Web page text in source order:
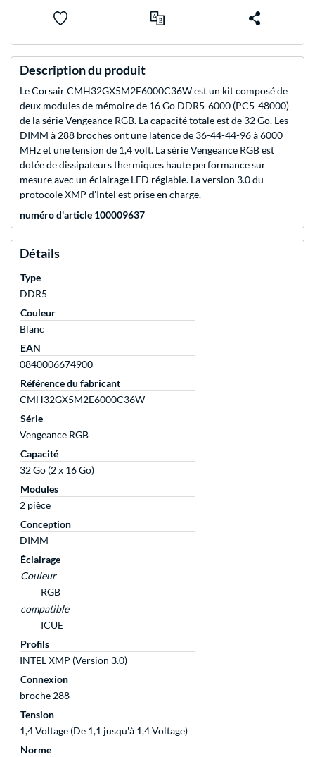
Description du produit
Le Corsair CMH32GX5M2E6000C36W est un kit composé de
deux modules de mémoire de 16 Go DDR5-6000 (PC5-48000)
de la série Vengeance RGB. La capacité totale est de 32 Go. Les
DIMM à 288 broches ont une latence de 36-44-44-96 à 6000
MHz et une tension de 1,4 volt. La série Vengeance RGB est
dotée de dissipateurs thermiques haute performance sur
mesure avec un éclairage LED réglable. La version 3.0 du
protocole XMP d'Intel est prise en charge.
numéro d'article 100009637
Détails
Type
DDR5
Couleur
Blanc
EAN
0840006674900
Référence du fabricant
CMH32GX5M2E6000C36W
Série
Vengeance RGB
Capacité
32 Go (2 x 16 Go)
Modules
2 pièce
Conception
DIMM
Éclairage
Couleur
RGB
compatible
ICUE
Profils
INTEL XMP (Version 3.0)
Connexion
broche 288
Tension
1,4 Voltage (De 1,1 jusqu'à 1,4 Voltage)
Norme